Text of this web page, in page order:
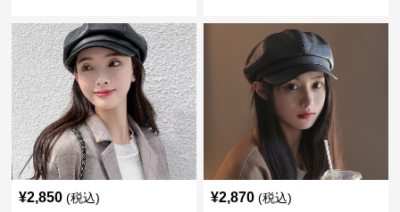
¥2,850 (税込) ¥2,870 (税込)